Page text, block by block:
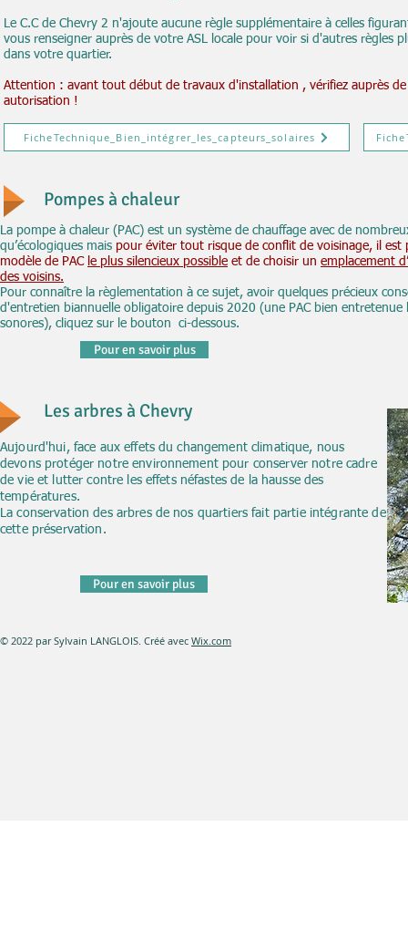
Le C.C de Chevry 2 n'ajoute aucune règle supplémentaire à celles
vous renseigner auprès de votre ASL locale pour voir si d'autres règles
dans votre quartier.
Attention : avant tout début de travaux d'installation , vérifiez auprès
autorisation !
FicheTechnique_Bien_intégrer_les_capteurs_solaires
Pompes à chaleur
La pompe à chaleur (PAC) est un système de chauffage avec de
qu’écologiques mais pour éviter tout risque de conflit de voisinage, il est
modèle de PAC le plus silencieux possible et de choisir un emplacement
des voisins.
Pour connaître la règlementation à ce sujet, avoir quelques précieux
d'entretien biannuelle obligatoire depuis 2020 (une PAC bien entretenue
sonores), cliquez sur le bouton ci-dessous.
Pour en savoir plus
Les arbres à Chevry
Aujourd'hui, face aux effets du changement climatique, nous
devons protéger notre environnement pour conserver notre cadre
de vie et lutter contre les effets néfastes de la hausse des
températures.
La conservation des arbres de nos quartiers fait partie intégrante de
cette préservation.
Pour en savoir plus
© 2022 par Sylvain LANGLOIS. Créé avec Wix.com